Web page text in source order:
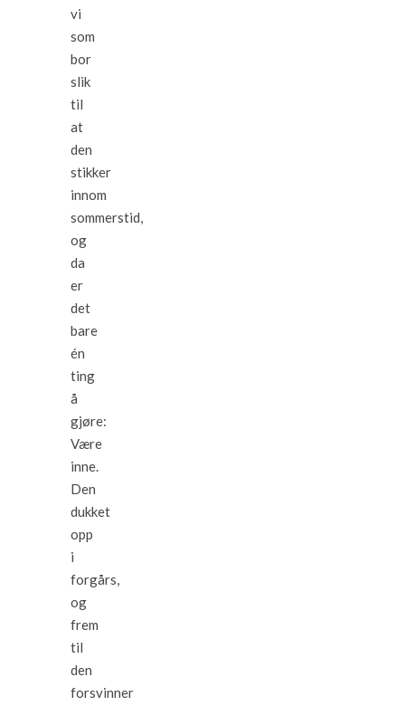
vi
som
bor
slik
til
at
den
stikker
innom
sommerstid,
og
da
er
det
bare
én
ting
å
gjøre:
Være
inne.
Den
dukket
opp
i
forgårs,
og
frem
til
den
forsvinner